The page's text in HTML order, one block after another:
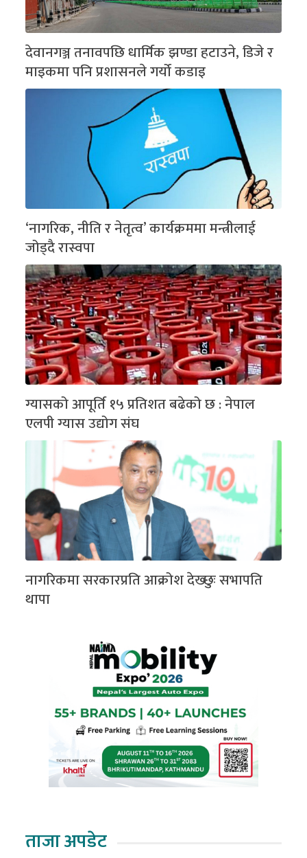
देवानगञ्ज तनावपछि धार्मिक झण्डा हटाउने, डिजे र
माइकमा पनि प्रशासनले गर्यो कडाइ
‘नागरिक, नीति र नेतृत्व’ कार्यक्रममा मन्त्रीलाई
जोड्दै रास्वपा
ग्यासको आपूर्ति १५ प्रतिशत बढेको छ : नेपाल
एलपी ग्यास उद्योग संघ
नागरिकमा सरकारप्रति आक्रोश देख्छुः सभापति
थापा
ताजा अपडेट